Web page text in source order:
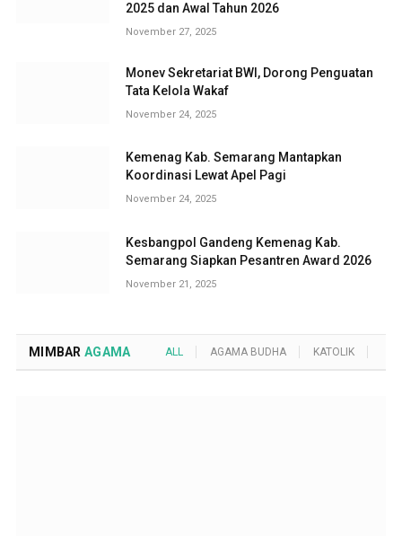
2025 dan Awal Tahun 2026
November 27, 2025
Monev Sekretariat BWI, Dorong Penguatan
Tata Kelola Wakaf
November 24, 2025
Kemenag Kab. Semarang Mantapkan
Koordinasi Lewat Apel Pagi
November 24, 2025
Kesbangpol Gandeng Kemenag Kab.
Semarang Siapkan Pesantren Award 2026
November 21, 2025
MIMBAR AGAMA ALL AGAMA BUDHA KATOLIK